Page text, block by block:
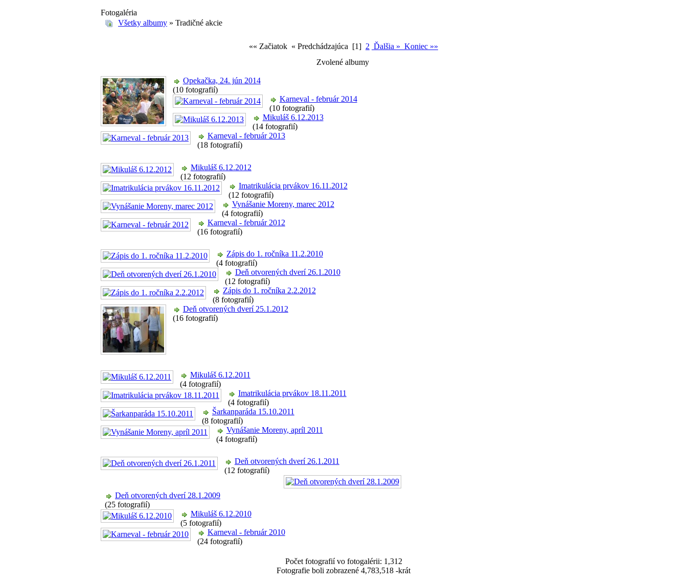
Fotogaléria
Všetky albumy » Tradičné akcie
«« Začiatok « Predchádzajúca [1] 2 Ďalšia » Koniec »»
Zvolené albumy
Opekačka, 24. jún 2014
(10 fotografií)
Karneval - február 2014
(10 fotografií)
Mikuláš 6.12.2013
(14 fotografií)
Karneval - február 2013
(18 fotografií)
Mikuláš 6.12.2012
(12 fotografií)
Imatrikulácia prvákov 16.11.2012
(12 fotografií)
Vynášanie Moreny, marec 2012
(4 fotografií)
Karneval - február 2012
(16 fotografií)
Zápis do 1. ročníka 11.2.2010
(4 fotografií)
Deň otvorených dverí 26.1.2010
(12 fotografií)
Zápis do 1. ročníka 2.2.2012
(8 fotografií)
Deň otvorených dverí 25.1.2012
(16 fotografií)
Mikuláš 6.12.2011
(4 fotografií)
Imatrikulácia prvákov 18.11.2011
(4 fotografií)
Šarkanparáda 15.10.2011
(8 fotografií)
Vynášanie Moreny, apríl 2011
(4 fotografií)
Deň otvorených dverí 26.1.2011
(12 fotografií)
Deň otvorených dverí 28.1.2009
(25 fotografií)
Mikuláš 6.12.2010
(5 fotografií)
Karneval - február 2010
(24 fotografií)
Počet fotografií vo fotogalérii: 1,312
Fotografie boli zobrazené 4,783,518 -krát